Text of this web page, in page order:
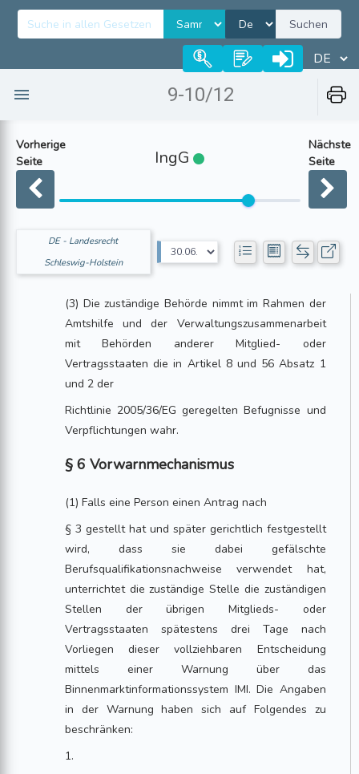
Suchen
9-10/12
Vorherige
Seite
IngG
Nächste
Seite
DE - Landesrecht
Schleswig-Holstein
(3) Die zuständige Behörde nimmt im Rahmen der
Amtshilfe und der Verwaltungszusammenarbeit
mit Behörden anderer Mitglied- oder
Vertragsstaaten die in Artikel 8 und 56 Absatz 1
und 2 der
Richtlinie 2005/36/EG geregelten Befugnisse und
Verpflichtungen wahr.
§ 6 Vorwarnmechanismus
(1) Falls eine Person einen Antrag nach
§ 3 gestellt hat und später gerichtlich festgestellt
wird, dass sie dabei gefälschte
Berufsqualifikationsnachweise verwendet hat,
unterrichtet die zuständige Stelle die zuständigen
Stellen der übrigen Mitglieds- oder
Vertragsstaaten spätestens drei Tage nach
Vorliegen dieser vollziehbaren Entscheidung
mittels einer Warnung über das
Binnenmarktinformationssystem IMI. Die Angaben
in der Warnung haben sich auf Folgendes zu
beschränken:
1.